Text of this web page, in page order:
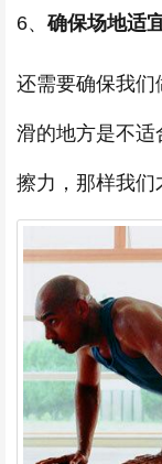
6、确保场地适
还需要确保我
滑的地方是不
擦力，那样我们